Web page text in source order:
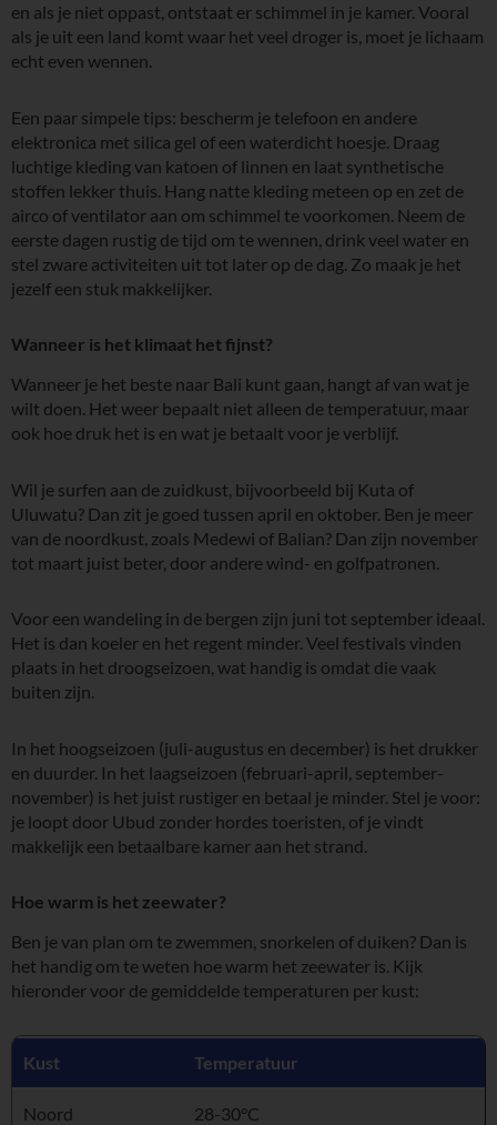
en als je niet oppast, ontstaat er schimmel in je kamer. Vooral
als je uit een land komt waar het veel droger is, moet je lichaam
echt even wennen.
Een paar simpele tips: bescherm je telefoon en andere
elektronica met silica gel of een waterdicht hoesje. Draag
luchtige kleding van katoen of linnen en laat synthetische
stoffen lekker thuis. Hang natte kleding meteen op en zet de
airco of ventilator aan om schimmel te voorkomen. Neem de
eerste dagen rustig de tijd om te wennen, drink veel water en
stel zware activiteiten uit tot later op de dag. Zo maak je het
jezelf een stuk makkelijker.
Wanneer is het klimaat het fijnst?
Wanneer je het beste naar Bali kunt gaan, hangt af van wat je
wilt doen. Het weer bepaalt niet alleen de temperatuur, maar
ook hoe druk het is en wat je betaalt voor je verblijf.
Wil je surfen aan de zuidkust, bijvoorbeeld bij Kuta of
Uluwatu? Dan zit je goed tussen april en oktober. Ben je meer
van de noordkust, zoals Medewi of Balian? Dan zijn november
tot maart juist beter, door andere wind- en golfpatronen.
Voor een wandeling in de bergen zijn juni tot september ideaal.
Het is dan koeler en het regent minder. Veel festivals vinden
plaats in het droogseizoen, wat handig is omdat die vaak
buiten zijn.
In het hoogseizoen (juli-augustus en december) is het drukker
en duurder. In het laagseizoen (februari-april, september-
november) is het juist rustiger en betaal je minder. Stel je voor:
je loopt door Ubud zonder hordes toeristen, of je vindt
makkelijk een betaalbare kamer aan het strand.
Hoe warm is het zeewater?
Ben je van plan om te zwemmen, snorkelen of duiken? Dan is
het handig om te weten hoe warm het zeewater is. Kijk
hieronder voor de gemiddelde temperaturen per kust:
Kust Temperatuur
Noord 28-30°C